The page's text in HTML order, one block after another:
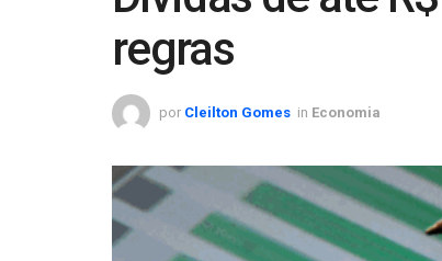
regras
por Cleilton Gomes in Economia